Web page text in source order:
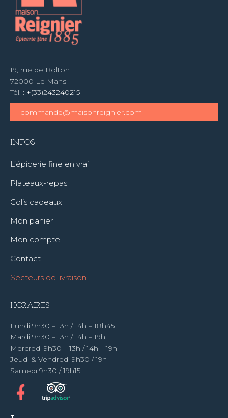
19, rue de Bolton
72000 Le Mans
Tél. : +(33)243240215
commande@maisonreignier.com
INFOS
L’épicerie fine en vrai
Plateaux-repas
Colis cadeaux
Mon panier
Mon compte
Contact
Secteurs de livraison
HORAIRES
Lundi 9h30 – 13h / 14h – 18h45
Mardi 9h30 – 13h / 14h – 19h
Mercredi 9h30 – 13h / 14h – 19h
Jeudi & Vendredi 9h30 / 19h
Samedi 9h30 / 19h15